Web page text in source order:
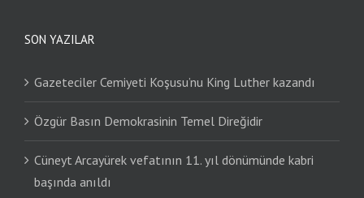
SON YAZILAR
Gazeteciler Cemiyeti Koşusu’nu King Luther kazandı
Özgür Basın Demokrasinin Temel Direğidir
Cüneyt Arcayürek vefatının 11. yıl dönümünde kabri
başında anıldı